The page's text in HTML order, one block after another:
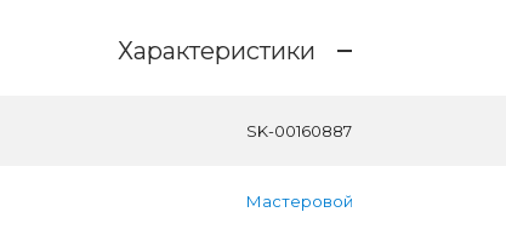
Характеристики
SK-00160887
Мастеровой